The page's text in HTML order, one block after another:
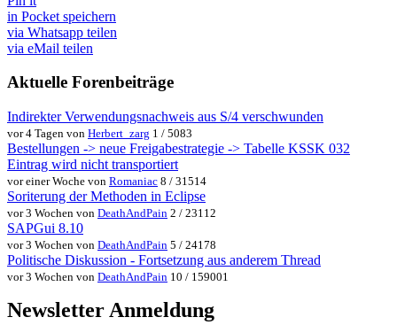
in Pocket speichern
via Whatsapp teilen
via eMail teilen
Aktuelle Forenbeiträge
Indirekter Verwendungsnachweis aus S/4 verschwunden
vor 4 Tagen von Herbert_zarg 1 / 5083
Bestellungen -> neue Freigabestrategie -> Tabelle KSSK 032
Eintrag wird nicht transportiert
vor einer Woche von Romaniac 8 / 31514
Soriterung der Methoden in Eclipse
vor 3 Wochen von DeathAndPain 2 / 23112
SAPGui 8.10
vor 3 Wochen von DeathAndPain 5 / 24178
Politische Diskussion - Fortsetzung aus anderem Thread
vor 3 Wochen von DeathAndPain 10 / 159001
Newsletter Anmeldung